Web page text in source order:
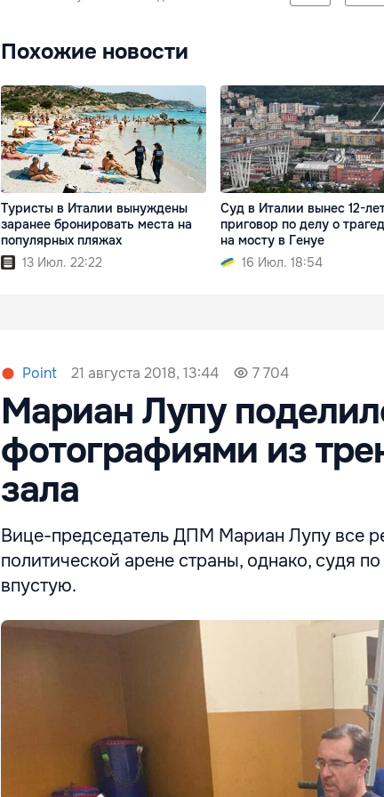
Похожие новости
Туристы в Италии вынуждены
заранее бронировать места на
популярных пляжах
13 Июл. 22:22
Суд в Италии вынес 12-
приговор по делу о
на мосту в Генуе
16 Июл. 18:54
Point 21 августа 2018, 13:44 7 704
Мариан Лупу
фотографиями из
зала
Вице-председатель ДПМ Мариан Лупу все
политической арене страны, однако, судя
впустую.